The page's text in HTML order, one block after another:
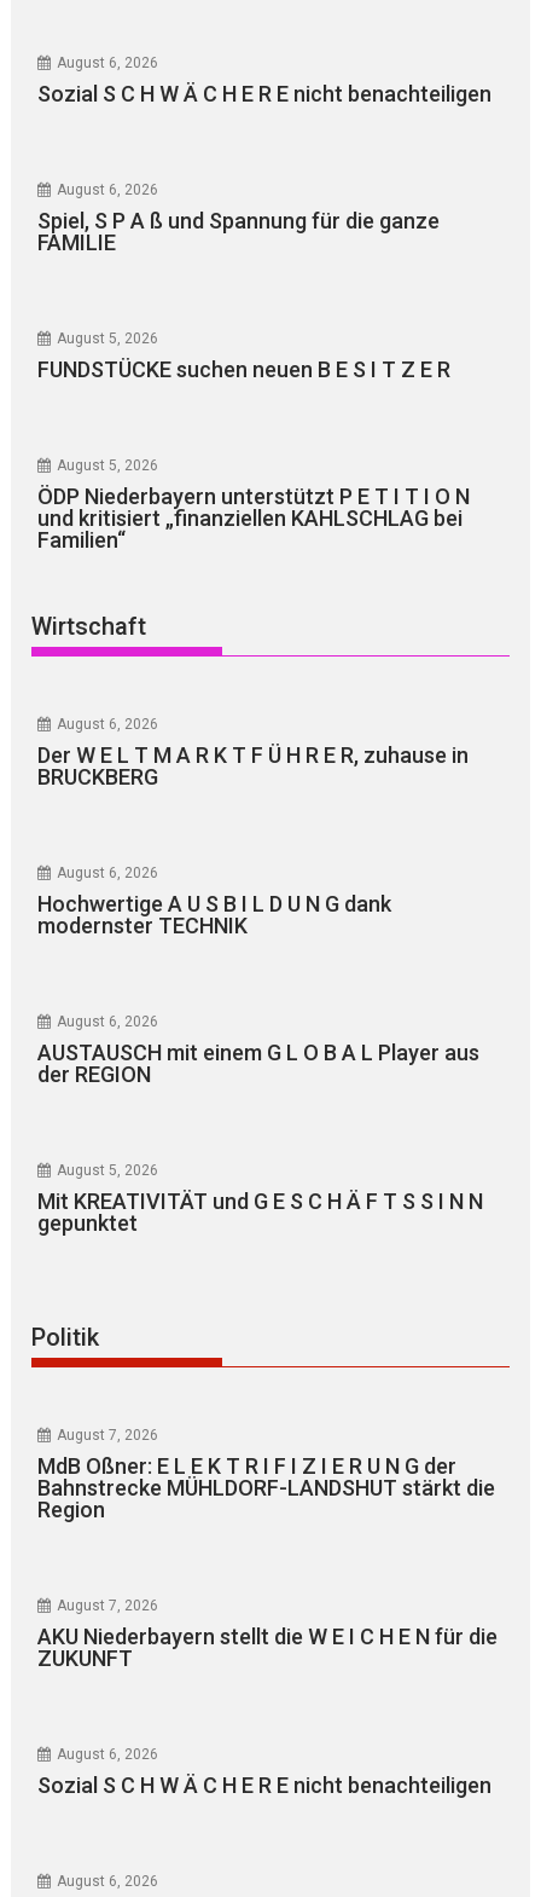
August 6, 2026
Sozial S C H W Ä C H E R E nicht benachteiligen
August 6, 2026
Spiel, S P A ß und Spannung für die ganze
FAMILIE
August 5, 2026
FUNDSTÜCKE suchen neuen B E S I T Z E R
August 5, 2026
ÖDP Niederbayern unterstützt P E T I T I O N
und kritisiert „finanziellen KAHLSCHLAG bei
Familien“
Wirtschaft
August 6, 2026
Der W E L T M A R K T F Ü H R E R, zuhause in
BRUCKBERG
August 6, 2026
Hochwertige A U S B I L D U N G dank
modernster TECHNIK
August 6, 2026
AUSTAUSCH mit einem G L O B A L Player aus
der REGION
August 5, 2026
Mit KREATIVITÄT und G E S C H Ä F T S S I N N
gepunktet
Politik
August 7, 2026
MdB Oßner: E L E K T R I F I Z I E R U N G der
Bahnstrecke MÜHLDORF-LANDSHUT stärkt die
Region
August 7, 2026
AKU Niederbayern stellt die W E I C H E N für die
ZUKUNFT
August 6, 2026
Sozial S C H W Ä C H E R E nicht benachteiligen
August 6, 2026